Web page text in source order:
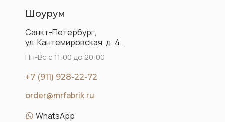
order@mrfabrik.ru
Санкт-Петербург,
ул. Кантемировская, д. 4.
Шоурум
+7 (911) 928-22-72
Пн-Вс с 11:00 до 20:00
WhatsApp